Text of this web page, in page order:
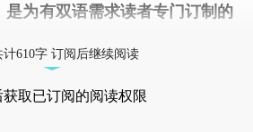
是为有双语需求读者专门订制的
计610字 订阅后继续阅读
获取已订阅的阅读权限